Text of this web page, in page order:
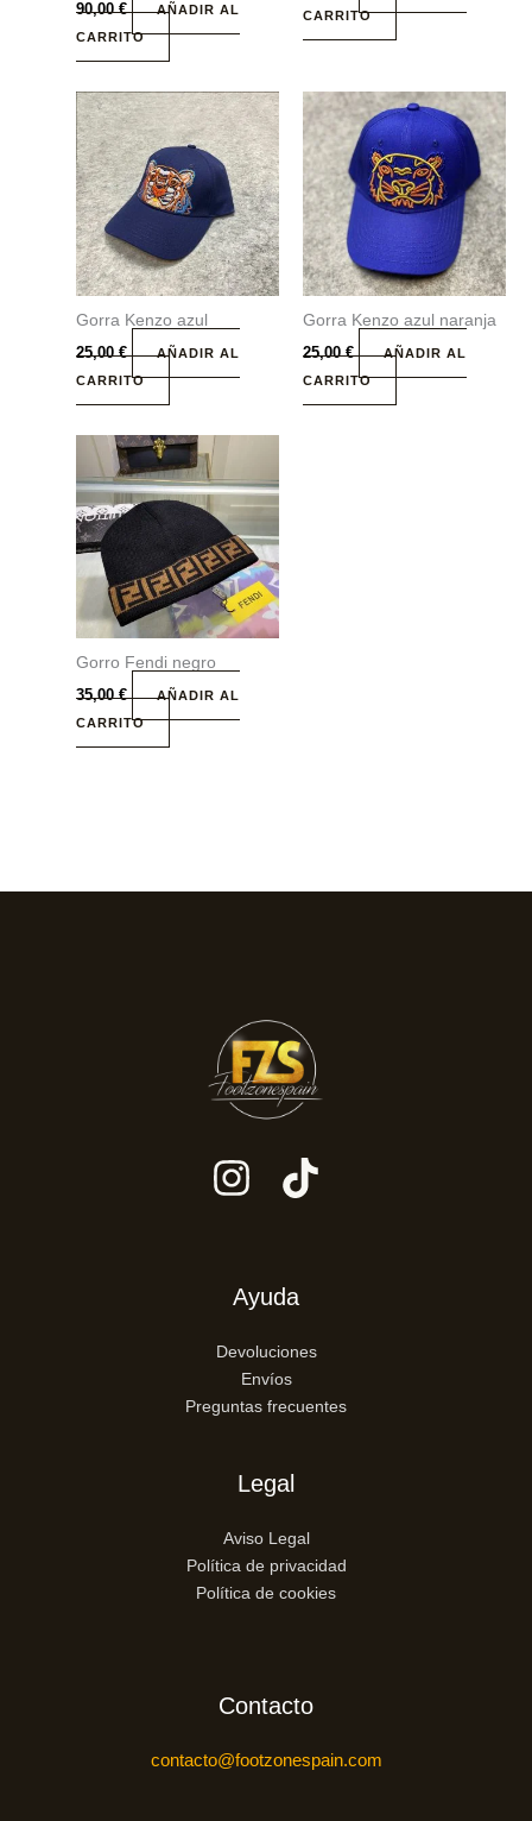
90,00€
AÑADIR AL
CARRITO
CARRITO
Gorra Kenzo azul
25,00€
AÑADIR AL
CARRITO
Gorra Kenzo azul naranja
25,00€
AÑADIR AL
CARRITO
Gorro Fendi negro
35,00€
AÑADIR AL
CARRITO
Ayuda
Devoluciones
Envíos
Preguntas frecuentes
Legal
Aviso Legal
Política de privacidad
Política de cookies
Contacto
contacto@footzonespain.com